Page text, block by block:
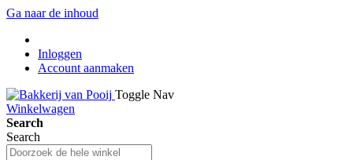
Ga naar de inhoud
Inloggen
Account aanmaken
Toggle Nav
Winkelwagen
Search
Search